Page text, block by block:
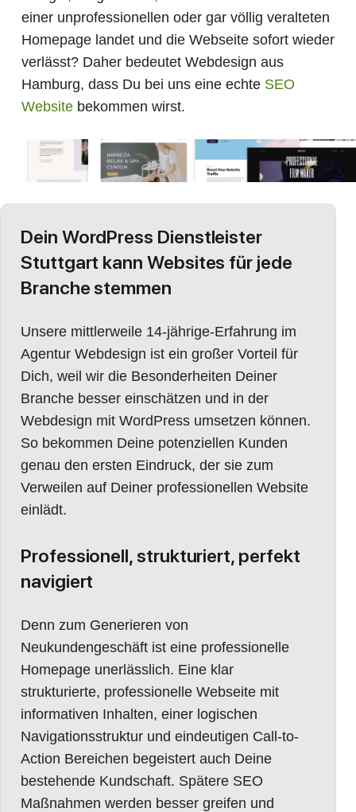
einer unprofessionellen oder gar völlig veralteten
Homepage landet und die Webseite sofort wieder
verlässt? Daher bedeutet Webdesign aus
Hamburg, dass Du bei uns eine echte SEO
Website bekommen wirst.
Dein WordPress Dienstleister
Stuttgart kann Websites für jede
Branche stemmen
Unsere mittlerweile 14-jährige-Erfahrung im
Agentur Webdesign ist ein großer Vorteil für
Dich, weil wir die Besonderheiten Deiner
Branche besser einschätzen und in der
Webdesign mit WordPress umsetzen können.
So bekommen Deine potenziellen Kunden
genau den ersten Eindruck, der sie zum
Verweilen auf Deiner professionellen Website
einlädt.
Professionell, strukturiert, perfekt
navigiert
Denn zum Generieren von
Neukundengeschäft ist eine professionelle
Homepage unerlässlich. Eine klar
strukturierte, professionelle Webseite mit
informativen Inhalten, einer logischen
Navigationsstruktur und eindeutigen Call-to-
Action Bereichen begeistert auch Deine
bestehende Kundschaft. Spätere SEO
Maßnahmen werden besser greifen und